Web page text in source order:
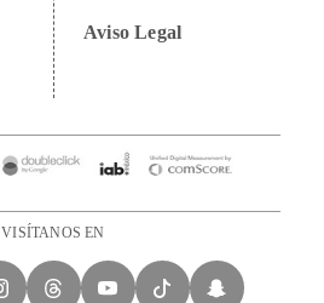
Aviso Legal
VISÍTANOS EN